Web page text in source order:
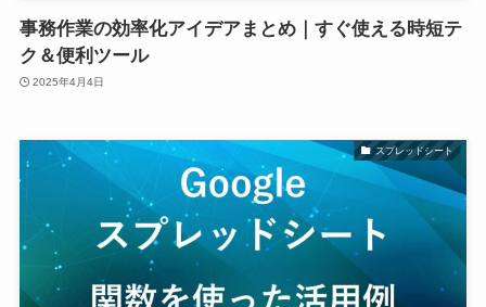
事務作業の効率化アイデアまとめ｜すぐ使える時短テ
ク＆便利ツール
2025年4月4日
スプレッドシート